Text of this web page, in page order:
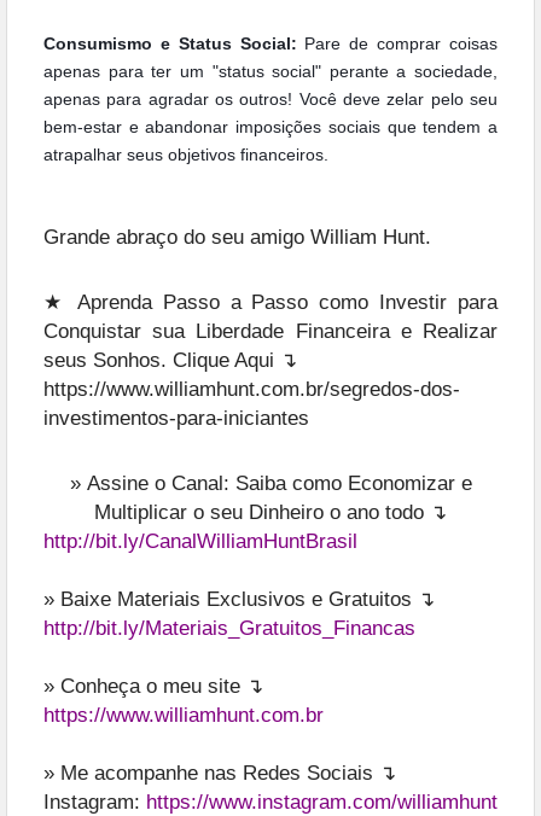
Consumismo e Status Social: Pare de comprar coisas
apenas para ter um "status social" perante a sociedade,
apenas para agradar os outros! Você deve zelar pelo seu
bem-estar e abandonar imposições sociais que tendem a
atrapalhar seus objetivos financeiros.
Grande abraço do seu amigo William Hunt.
★ Aprenda Passo a Passo como Investir para
Conquistar sua Liberdade Financeira e Realizar
seus Sonhos. Clique Aqui ↴
https://www.williamhunt.com.br/segredos-dos-
investimentos-para-iniciantes
» Assine o Canal: Saiba como Economizar e
Multiplicar o seu Dinheiro o ano todo ↴
http://bit.ly/CanalWilliamHuntBrasil
» Baixe Materiais Exclusivos e Gratuitos ↴
http://bit.ly/Materiais_Gratuitos_Financas
» Conheça o meu site ↴
https://www.williamhunt.com.br
» Me acompanhe nas Redes Sociais ↴
Instagram: https://www.instagram.com/williamhunt